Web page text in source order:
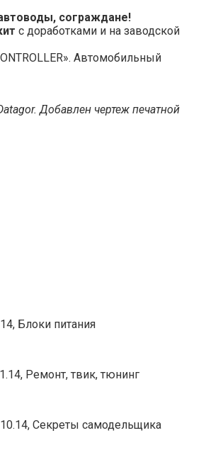
сограждане!
с доработками и на заводской
Автомобильный
Добавлен чертеж печатной
Блоки питания
Ремонт, твик, тюнинг
Секреты самодельщика